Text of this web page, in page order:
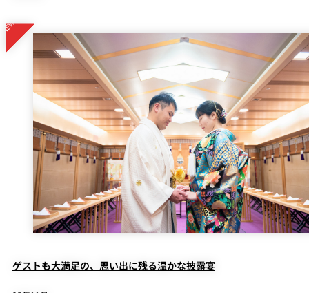
ゲストも大満足の、思い出に残る温かな披露宴